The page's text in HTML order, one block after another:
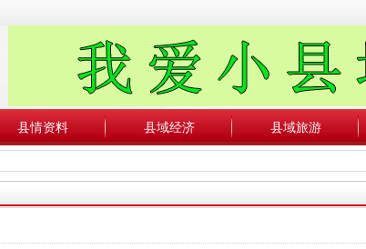
县情资料 县域经济 县域旅游